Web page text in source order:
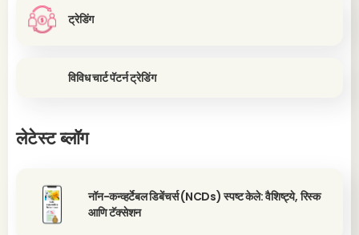
ट्रेडिंग
विविध चार्ट पॅटर्न ट्रेडिंग
लेटेस्ट ब्लॉग
नॉन-कन्व्हर्टेबल डिबेंचर्स (NCDs) स्पष्ट केले: वैशिष्ट्ये, रिस्क
आणि टॅक्सेशन